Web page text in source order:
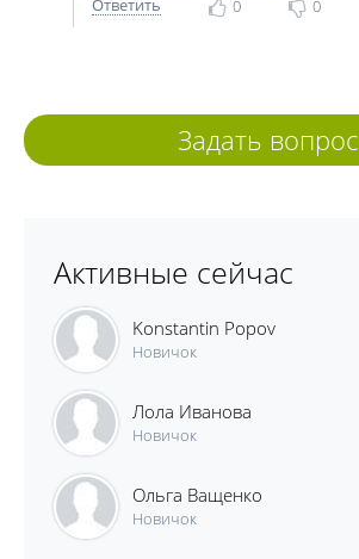
0 0
Задать вопрос
Активные сейчас
Konstantin Popov
Новичок
Лола Иванова
Новичок
Ольга Ващенко
Новичок